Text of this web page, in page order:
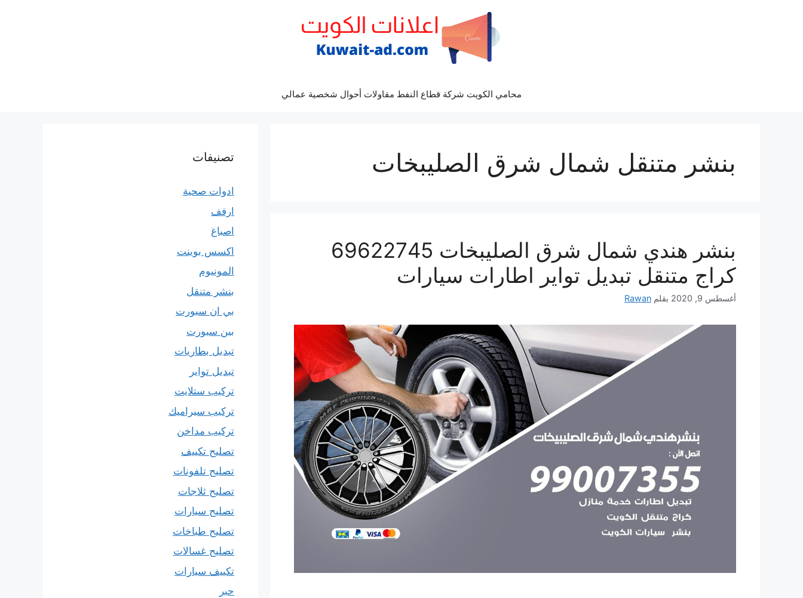
محامي الكويت شركة قطاع النفط مقاولات أحوال شخصية عمالي
بنشر متنقل شمال شرق الصليبخات
بنشر هندي شمال شرق الصليبخات 69622745
كراج متنقل تبديل تواير اطارات سيارات
أغسطس 9, 2020 بقلم Rawan
تصنيفات
ادوات صحية
ارفف
اصباغ
اكسس بوينت
المونيوم
بنشر متنقل
بي ان سبورت
بين سبورت
تبديل بطاريات
تبديل تواير
تركيب ستلايت
تركيب سيراميك
تركيب مداخن
تصليح تكييف
تصليح تلفونات
تصليح ثلاجات
تصليح سيارات
تصليح طباخات
تصليح غسالات
تكييف سيارات
حبر